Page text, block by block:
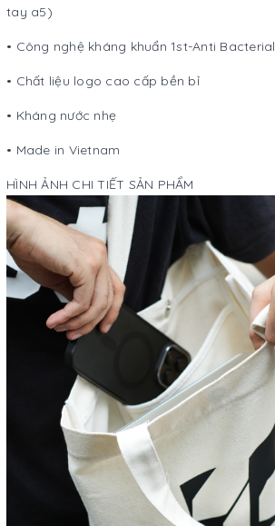
tay a5)
• Công nghệ kháng khuẩn 1st-Anti Bacterial
• Chất liệu logo cao cấp bền bỉ
• Kháng nước nhẹ
• Made in Vietnam
HÌNH ẢNH CHI TIẾT SẢN PHẨM